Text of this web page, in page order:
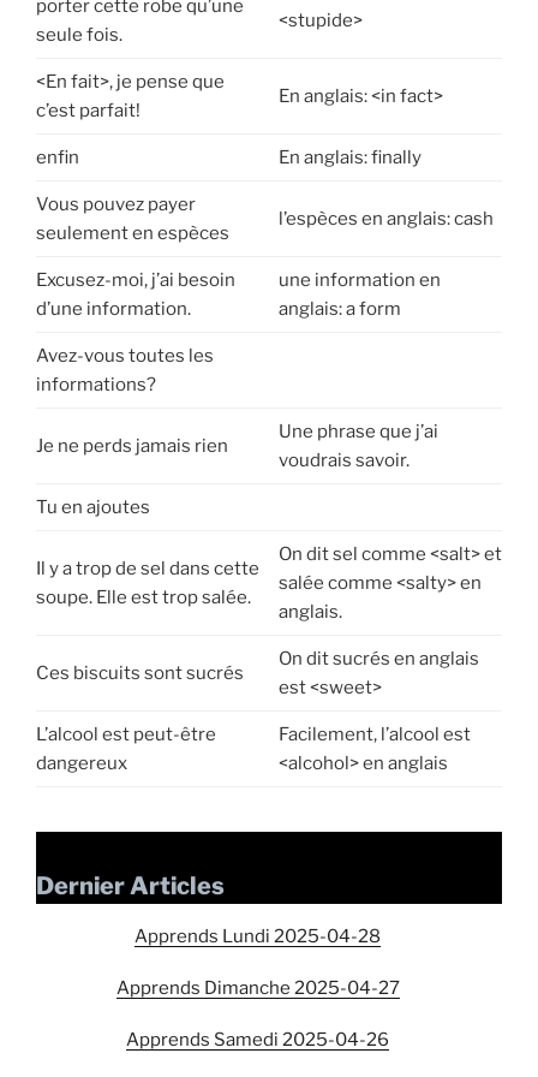
porter cette robe qu’une
seule fois.
<stupide>
<En fait>, je pense que
c’est parfait!
En anglais: <in fact>
enfin En anglais: finally
Vous pouvez payer
seulement en espèces
l’espèces en anglais: cash
Excusez-moi, j’ai besoin
d’une information.
une information en
anglais: a form
Avez-vous toutes les
informations?
Je ne perds jamais rien
Une phrase que j’ai
voudrais savoir.
Tu en ajoutes
Il y a trop de sel dans cette
soupe. Elle est trop salée.
On dit sel comme <salt> et
salée comme <salty> en
anglais.
Ces biscuits sont sucrés
On dit sucrés en anglais
est <sweet>
L’alcool est peut-être
dangereux
Facilement, l’alcool est
<alcohol> en anglais
Dernier Articles
Apprends Lundi 2025-04-28
Apprends Dimanche 2025-04-27
Apprends Samedi 2025-04-26